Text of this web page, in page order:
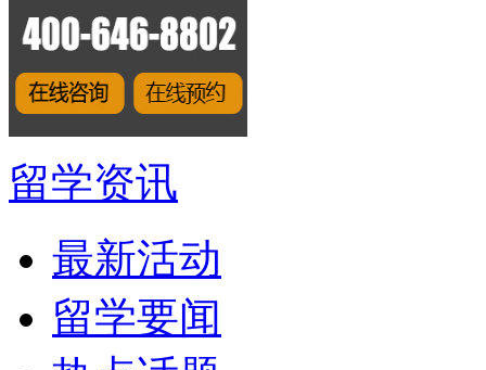
留学资讯
最新活动
留学要闻